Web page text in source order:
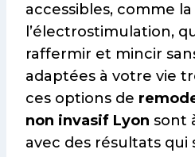
accessibles, comme
l’électrostimulation,
raffermir et mincir
adaptées à votre vie
ces options de
non invasif Lyon sont
avec des résultats qui